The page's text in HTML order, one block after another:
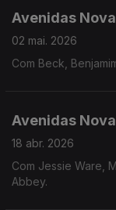
Avenidas
02 mai. 2026
Com Beck,
Avenidas
18 abr. 2026
Com Jessie Ware,
Abbey.